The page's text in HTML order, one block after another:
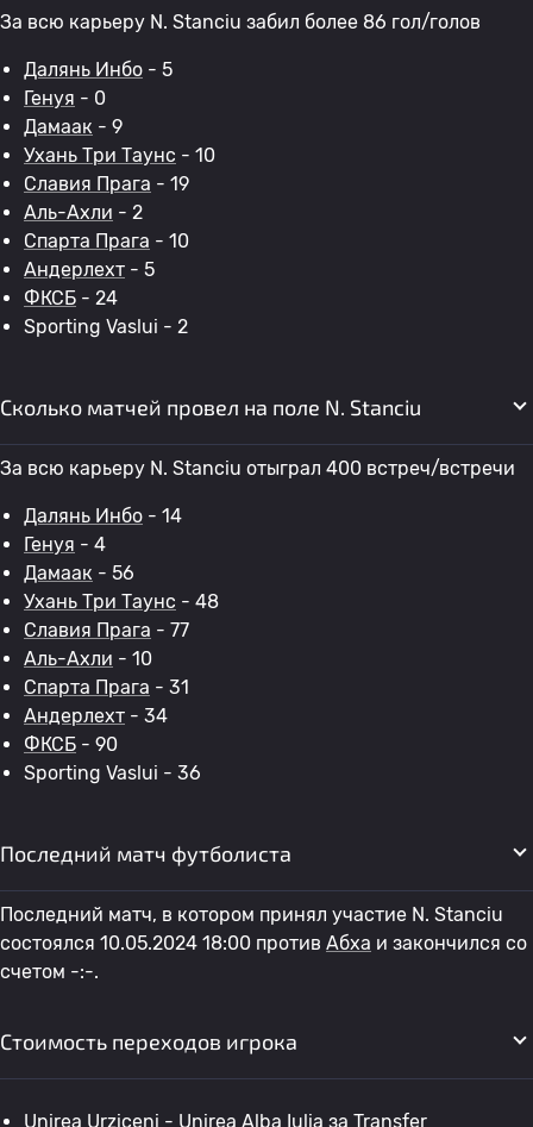
За всю карьеру N. Stanciu забил более 86 гол/голов
Далянь Инбо - 5
Генуя - 0
Дамаак - 9
Ухань Три Таунс - 10
Славия Прага - 19
Аль-Ахли - 2
Спарта Прага - 10
Андерлехт - 5
ФКСБ - 24
Sporting Vaslui - 2
Сколько матчей провел на поле N. Stanciu
За всю карьеру N. Stanciu отыграл 400 встреч/встречи
Далянь Инбо - 14
Генуя - 4
Дамаак - 56
Ухань Три Таунс - 48
Славия Прага - 77
Аль-Ахли - 10
Спарта Прага - 31
Андерлехт - 34
ФКСБ - 90
Sporting Vaslui - 36
Последний матч футболиста
Последний матч, в котором принял участие N. Stanciu
состоялся 10.05.2024 18:00 против Абха и закончился со
счетом -:-.
Стоимость переходов игрока
Unirea Urziceni - Unirea Alba Iulia за Transfer